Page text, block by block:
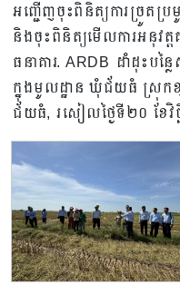
អញ្ជើញចុះពិនិត្យការច្រូត
និងចុះពិនិត្យមើលការអនុវត្
ធនាគារ. ARDB ដាំដុះបន្
ក្នុងមូលដ្ឋាន ឃុំជ័យធំ ស្រុកខ្
ជ័យធំ, រសៀលថ្ងៃទី២០ ខែវិច្